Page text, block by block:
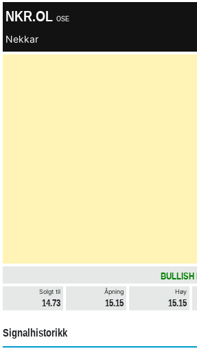
NKR.OL OSE
Nekkar
BULLISH
Solgt til
14.73
Åpning
15.15
Høy
15.15
Signalhistorikk